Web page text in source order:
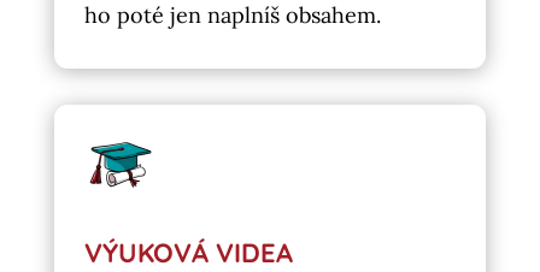
ho poté jen naplníš obsahem.
VÝUKOVÁ VIDEA